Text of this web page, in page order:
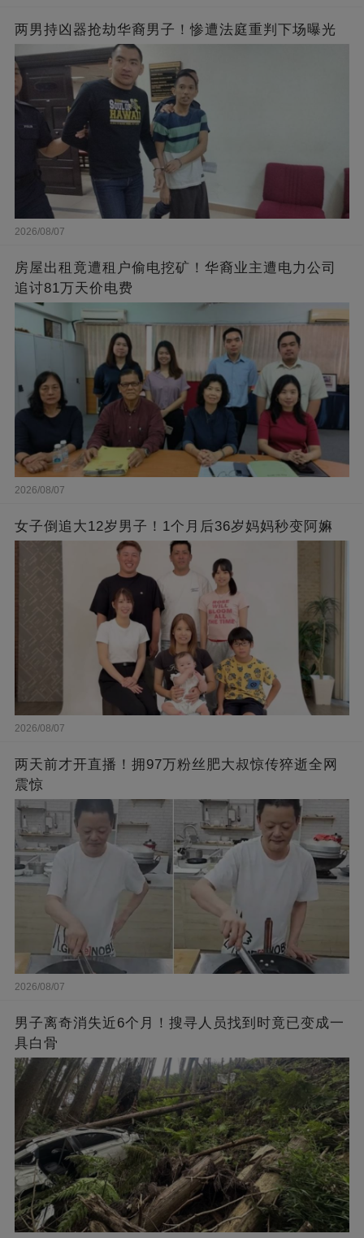
两男持凶器抢劫华裔男子！惨遭法庭重判下场曝光
2026/08/07
房屋出租竟遭租户偷电挖矿！华裔业主遭电力公司
追讨81万天价电费
2026/08/07
女子倒追大12岁男子！1个月后36岁妈妈秒变阿嫲
2026/08/07
两天前才开直播！拥97万粉丝肥大叔惊传猝逝全网
震惊
2026/08/07
男子离奇消失近6个月！搜寻人员找到时竟已变成一
具白骨